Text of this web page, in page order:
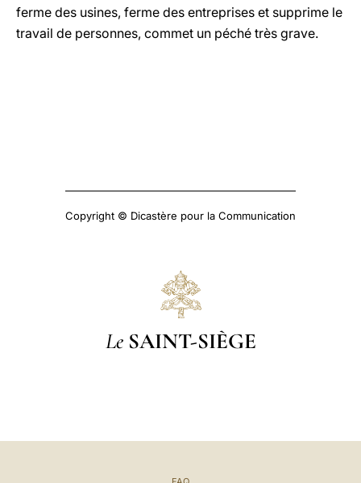
ferme des usines, ferme des entreprises et supprime le
travail de personnes, commet un péché très grave.
Copyright © Dicastère pour la Communication
Le SAINT-SIÈGE